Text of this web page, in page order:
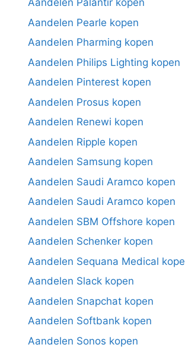
Aandelen Palantir kopen
Aandelen Pearle kopen
Aandelen Pharming kopen
Aandelen Philips Lighting kopen
Aandelen Pinterest kopen
Aandelen Prosus kopen
Aandelen Renewi kopen
Aandelen Ripple kopen
Aandelen Samsung kopen
Aandelen Saudi Aramco kopen
Aandelen Saudi Aramco kopen
Aandelen SBM Offshore kopen
Aandelen Schenker kopen
Aandelen Sequana Medical
Aandelen Slack kopen
Aandelen Snapchat kopen
Aandelen Softbank kopen
Aandelen Sonos kopen